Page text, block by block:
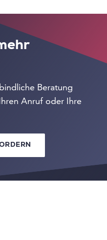
Beratung
Anruf oder Ihre